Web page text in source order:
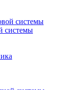
системы
системы